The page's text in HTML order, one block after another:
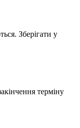
Зберігати у
терміну